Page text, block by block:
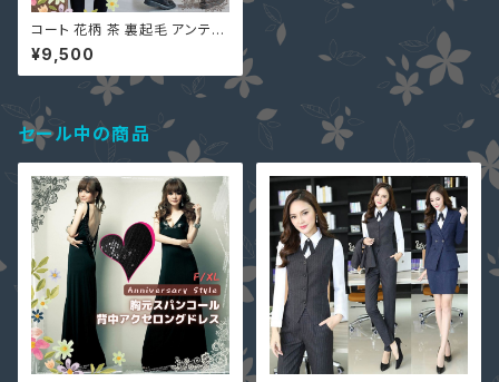
コート 花柄 茶 裏起毛 アンティ
ーク フラワープリント柄 フード
コート 97559006
¥9,500
セール中の商品